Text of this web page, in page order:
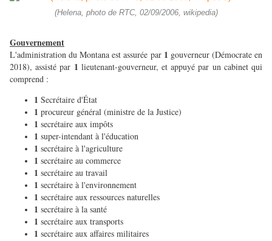
(Helena, photo de RTC, 02/09/2006, wikipedia)
Gouvernement
L'administration du Montana est assurée par 1 gouverneur (Démocrate en
2018), assisté par 1 lieutenant-gouverneur, et appuyé par un cabinet qui
comprend :
1 Secrétaire d'État
1 procureur général (ministre de la Justice)
1 secrétaire aux impôts
1 super-intendant à l'éducation
1 secrétaire à l'agriculture
1 secrétaire au commerce
1 secrétaire au travail
1 secrétaire à l'environnement
1 secrétaire aux ressources naturelles
1 secrétaire à la santé
1 secrétaire aux transports
1 secrétaire aux affaires militaires